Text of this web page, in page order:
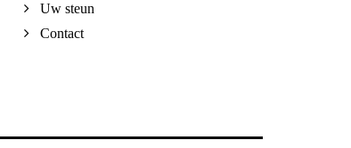
Uw steun
Contact